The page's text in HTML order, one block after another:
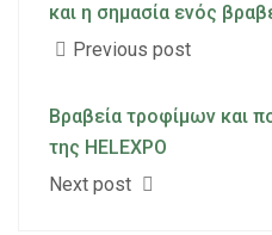
και η σημασία ενός
Previous post
Βραβεία τροφίμων και
της HELEXPO
Next post